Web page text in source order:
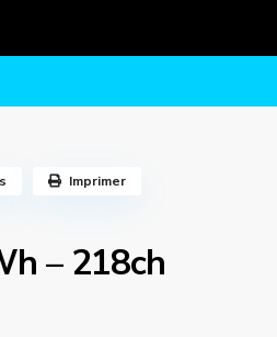
– 218ch
Imprimer